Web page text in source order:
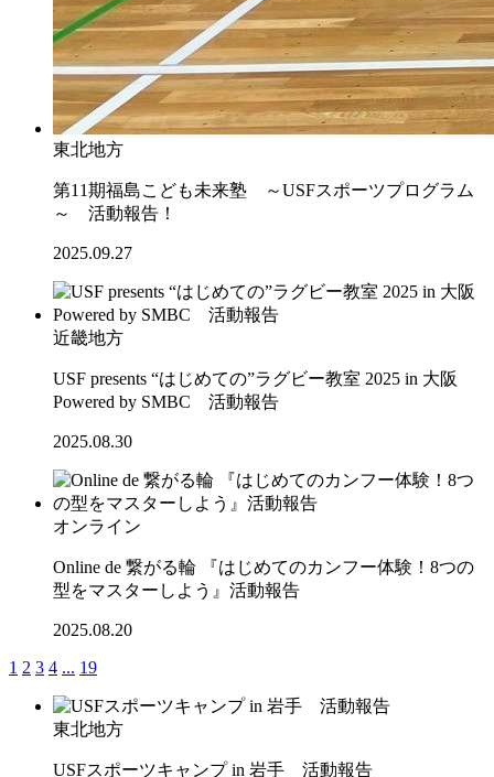
東北地方
第11期福島こども未来塾 ～USFスポーツプログラム
～ 活動報告！
2025.09.27
近畿地方
USF presents “はじめての”ラグビー教室 2025 in 大阪
Powered by SMBC 活動報告
2025.08.30
オンライン
Online de 繋がる輪 『はじめてのカンフー体験！8つの
型をマスターしよう』活動報告
2025.08.20
1 2 3 4 ... 19
東北地方
USFスポーツキャンプ in 岩手 活動報告